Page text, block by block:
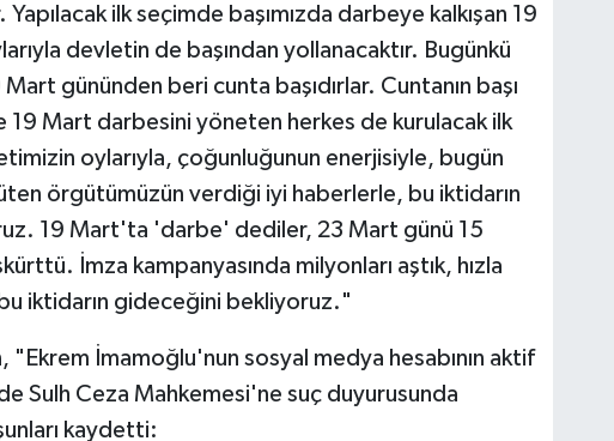
Yapılacak ilk seçimde başımızda darbeye kalkışan 19
devletin de başından yollanacaktır. Bugünkü
gününden beri cunta başıdırlar. Cuntanın başı
19 Mart darbesini yöneten herkes de kurulacak ilk
oylarıyla, çoğunluğunun enerjisiyle, bugün
örgütümüzün verdiği iyi haberlerle, bu iktidarın
19 Mart'ta 'darbe' dediler, 23 Mart günü 15
İmza kampanyasında milyonları aştık, hızla
iktidarın gideceğini bekliyoruz."
İmamoğlu'nun sosyal medya hesabının aktif
Sulh Ceza Mahkemesi'ne suç duyurusunda
kaydetti: